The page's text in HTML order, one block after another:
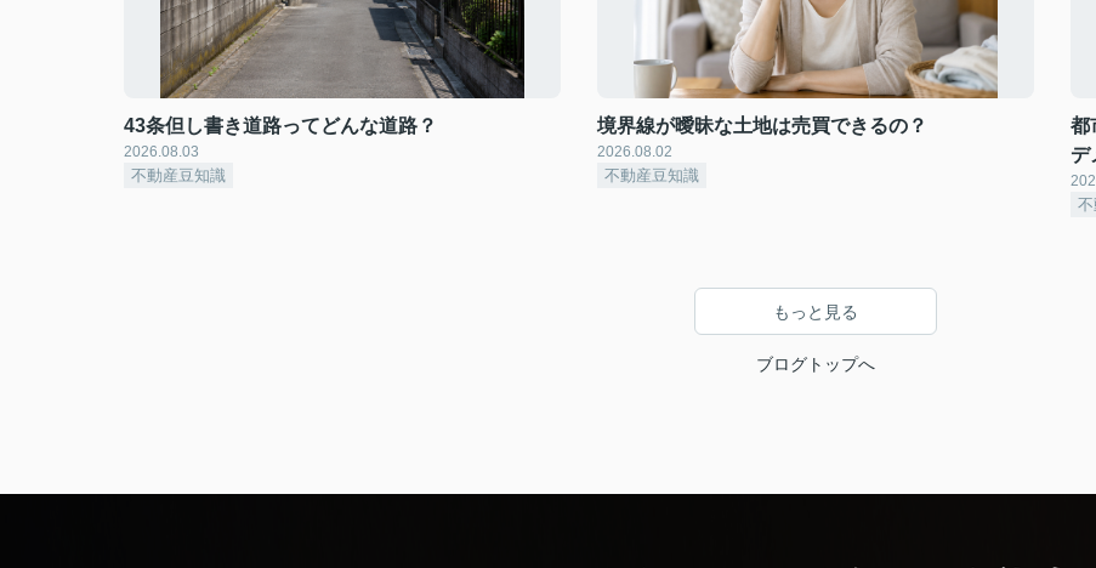
43条但し書き道路ってどんな道路？
2026.08.03
不動産豆知識
境界線が曖昧な土地は売買できるの？
2026.08.02
不動産豆知識
都
デ
もっと見る
ブログトップへ